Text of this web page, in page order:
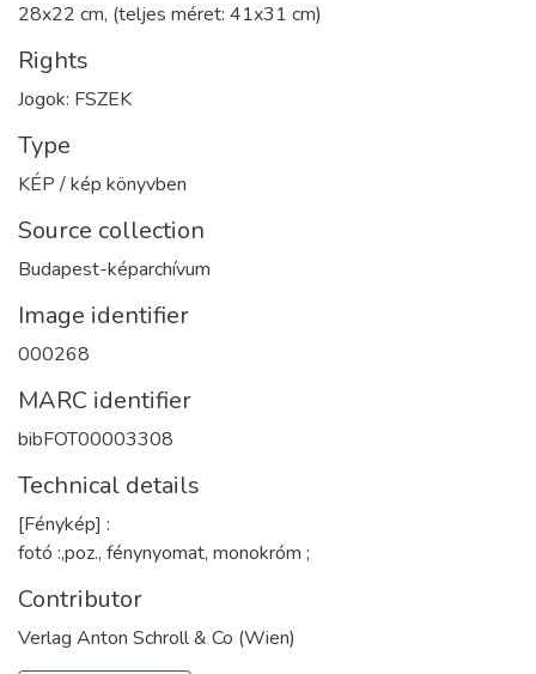
28x22 cm, (teljes méret: 41x31 cm)
Rights
Jogok: FSZEK
Type
KÉP / kép könyvben
Source collection
Budapest-képarchívum
Image identifier
000268
MARC identifier
bibFOT00003308
Technical details
[Fénykép] :
fotó :,poz., fénynyomat, monokróm ;
Contributor
Verlag Anton Schroll & Co (Wien)